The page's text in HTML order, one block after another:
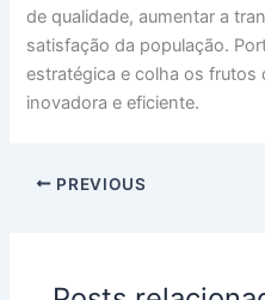
de qualidade, aumentar a
satisfação da população.
estratégica e colha os frutos
inovadora e eficiente.
PREVIOUS